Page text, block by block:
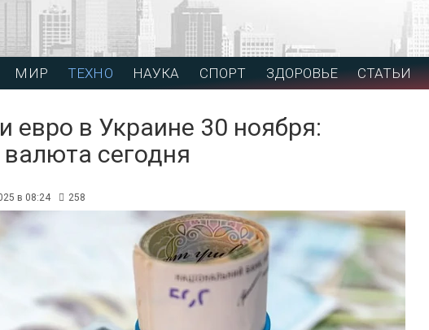
МИР ТЕХНО НАУКА СПОРТ ЗДОРОВЬЕ СТАТЬИ
евро в Украине 30 ноября:
валюта сегодня
в 08:24 258